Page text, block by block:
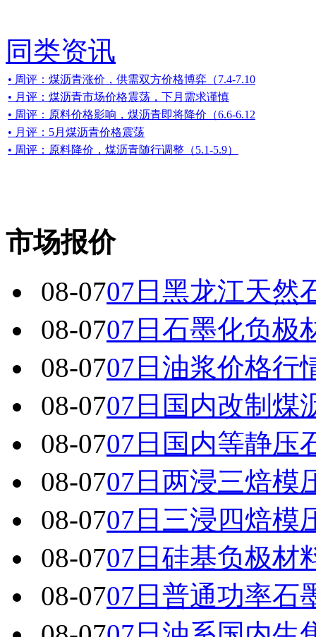
同类资讯
• 周评：煤沥青涨价，供需双方价格博弈（7.4-7.10
• 月评：煤沥青市场价格震荡，下月需求谨慎
• 周评：原料价格影响，煤沥青即将降价（6.6-6.12
• 月评：5月煤沥青价格震荡
• 周评：原料降价，煤沥青随行调整（5.1-5.9）
市场报价
08-0707日黑龙江天然
08-0707日石墨化负极
08-0707日油浆价格行
08-0707日国内改制煤
08-0707日国内 等静压
08-0707日两浸三焙模
08-0707日三浸四焙模
08-0707日硅基负极材
08-0707日普通功率石